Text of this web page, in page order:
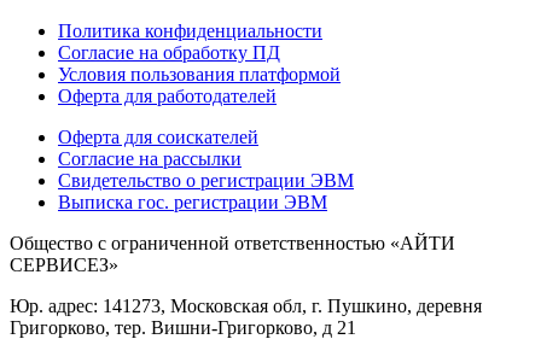
Политика конфиденциальности
Согласие на обработку ПД
Условия пользования платформой
Оферта для работодателей
Оферта для соискателей
Согласие на рассылки
Свидетельство о регистрации ЭВМ
Выписка гос. регистрации ЭВМ
Общество с ограниченной ответственностью «АЙТИ
СЕРВИСЕЗ»
Юр. адрес: 141273, Московская обл, г. Пушкино, деревня
Григорково, тер. Вишни-Григорково, д 21